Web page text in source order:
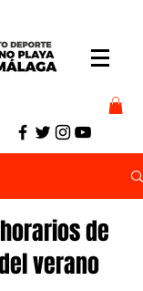
de
verano